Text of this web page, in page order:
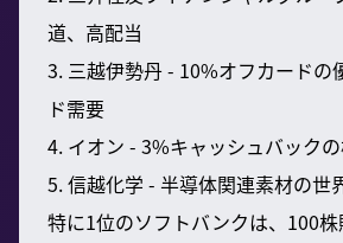
道、高配当
3. 三越伊勢丹 - 10%オフカードの
ド需要
4. イオン - 3%キャッシュバック
5. 信越化学 - 半導体関連素材の世
特に1位のソフトバンクは、100